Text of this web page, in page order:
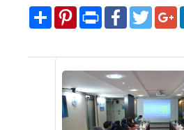
SharePinterest Print
FacebookTwitterGoogle+